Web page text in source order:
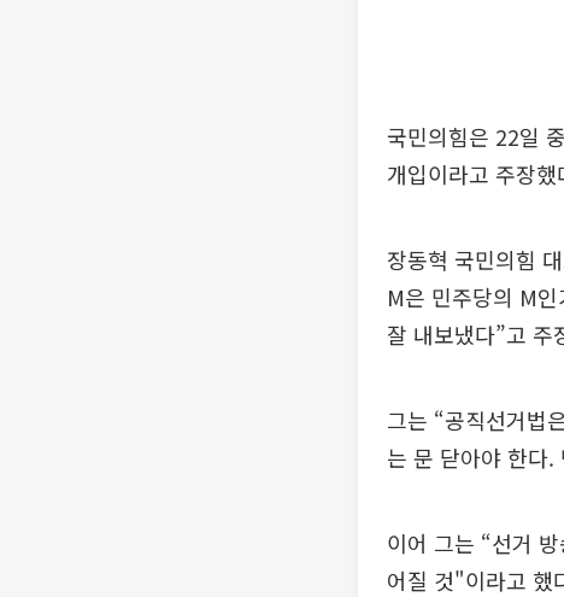
국민의힘은 22일
개입이라고 주장했
장동혁 국민의힘
M은 민주당의 M
잘 내보냈다”고 주
그는 “공직선거법
는 문 닫아야 한다.
이어 그는 “선거
어질 것"이라고 했